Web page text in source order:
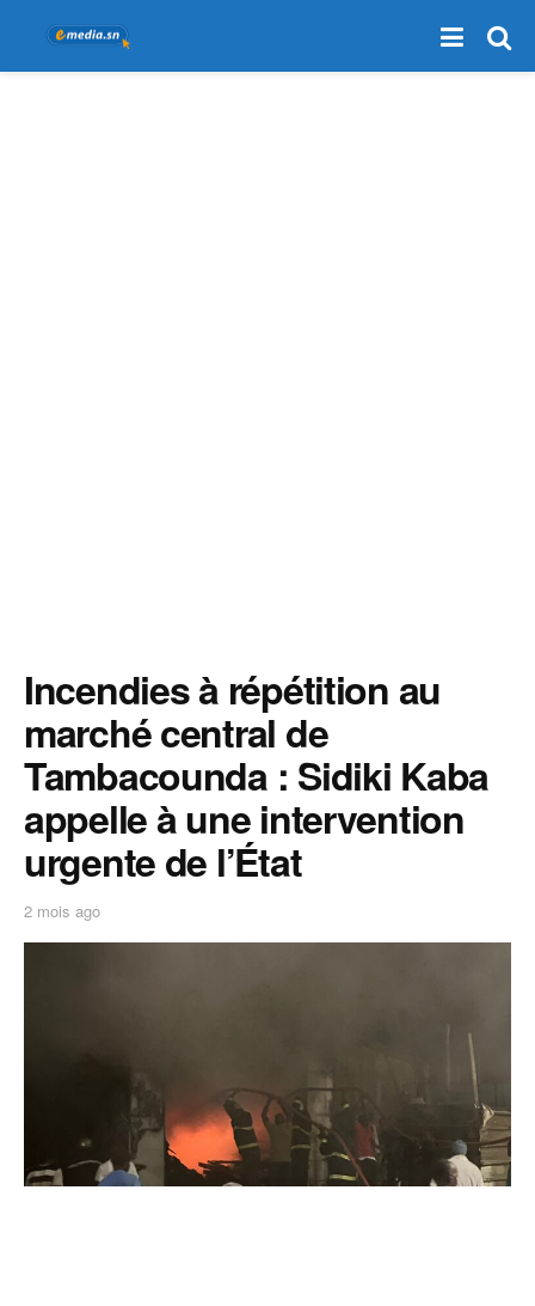
Incendies à répétition au
marché central de
Tambacounda : Sidiki Kaba
appelle à une intervention
urgente de l’État
2 mois ago